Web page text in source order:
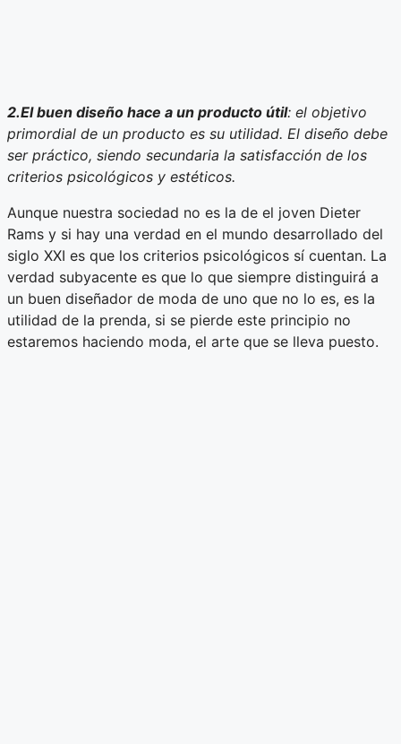
2.El buen diseño hace a un producto útil: el objetivo
primordial de un producto es su utilidad. El diseño debe
ser práctico, siendo secundaria la satisfacción de los
criterios psicológicos y estéticos.
Aunque nuestra sociedad no es la de el joven Dieter
Rams y si hay una verdad en el mundo desarrollado del
siglo XXI es que los criterios psicológicos sí cuentan. La
verdad subyacente es que lo que siempre distinguirá a
un buen diseñador de moda de uno que no lo es, es la
utilidad de la prenda, si se pierde este principio no
estaremos haciendo moda, el arte que se lleva puesto.